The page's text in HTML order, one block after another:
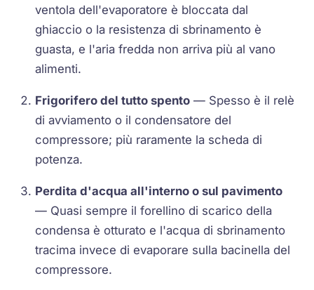
ventola dell'evaporatore è bloccata dal
ghiaccio o la resistenza di sbrinamento è
guasta, e l'aria fredda non arriva più al vano
alimenti.
Frigorifero del tutto spento — Spesso è il relè
di avviamento o il condensatore del
compressore; più raramente la scheda di
potenza.
Perdita d'acqua all'interno o sul pavimento
— Quasi sempre il forellino di scarico della
condensa è otturato e l'acqua di sbrinamento
tracima invece di evaporare sulla bacinella del
compressore.